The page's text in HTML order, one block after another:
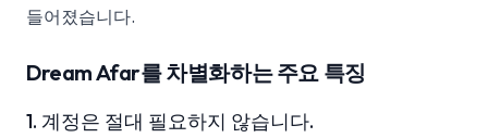
들어졌습니다.
Dream Afar를 차별화하는 주요 특징
1. 계정은 절대 필요하지 않습니다.